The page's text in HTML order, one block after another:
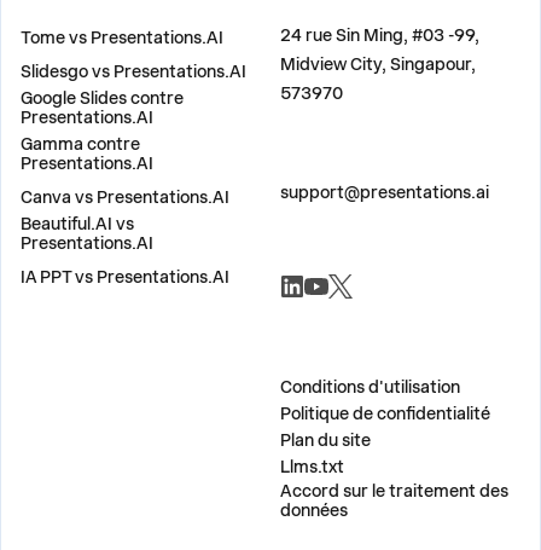
Tome vs Presentations.AI
Slidesgo vs Presentations.AI
Google Slides contre
Presentations.AI
Gamma contre
Presentations.AI
Canva vs Presentations.AI
Beautiful.AI vs
Presentations.AI
IA PPT vs Presentations.AI
24 rue Sin Ming, #03 -99,
Midview City, Singapour,
573970
support@presentations.ai
Conditions d'utilisation
Politique de confidentialité
Plan du site
Llms.txt
Accord sur le traitement des
données